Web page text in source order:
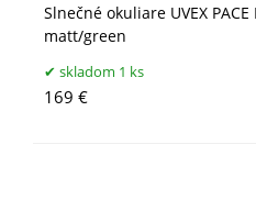
Slnečné okuliare UVEX PACE
matt/green
skladom 1 ks
169 €